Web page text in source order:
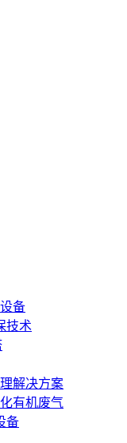
备
技术
解决方案
有机废气
备